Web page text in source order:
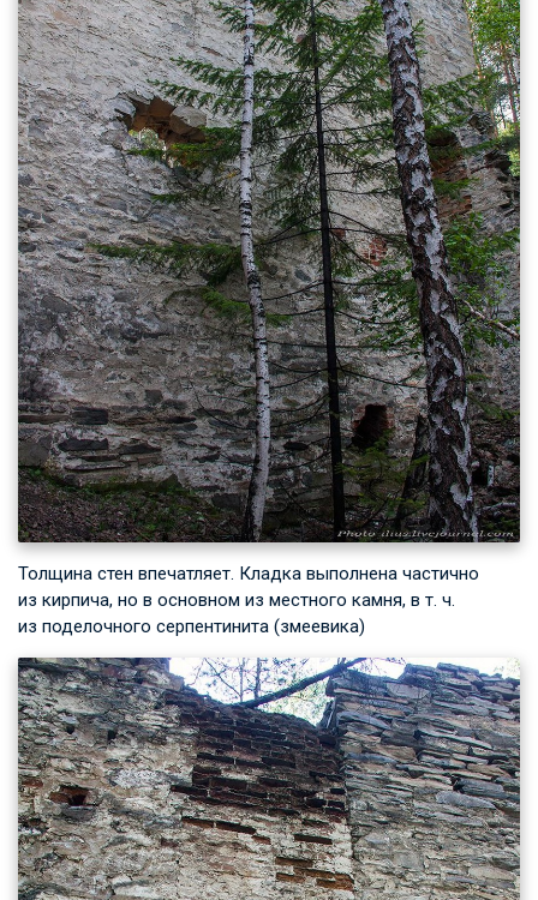
Толщина стен впечатляет. Кладка выполнена частично
из кирпича, но в основном из местного камня, в т. ч.
из поделочного серпентинита (змеевика)